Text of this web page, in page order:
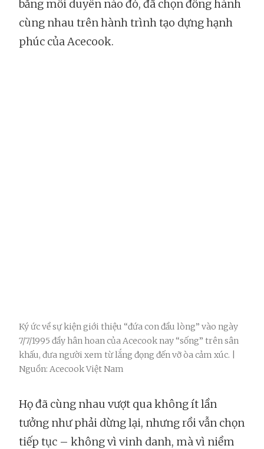
bằng mối duyên nào đó, đã chọn đồng hành
cùng nhau trên hành trình tạo dựng hạnh
phúc của Acecook.
Ký ức về sự kiện giới thiệu “đứa con đầu lòng” vào ngày
7/7/1995 đầy hân hoan của Acecook nay “sống” trên sân
khấu, đưa người xem từ lắng đọng đến vỡ òa cảm xúc. |
Nguồn: Acecook Việt Nam
Họ đã cùng nhau vượt qua không ít lần
tưởng như phải dừng lại, nhưng rồi vẫn chọn
tiếp tục – không vì vinh danh, mà vì niềm